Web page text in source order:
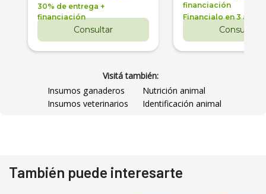
30% de entrega +
financiación
Consultar
financiación
Financialo en 3 años
Consultar
Visitá también:
Insumos ganaderos
Nutrición animal
Insumos veterinarios
Identificación animal
También puede interesarte